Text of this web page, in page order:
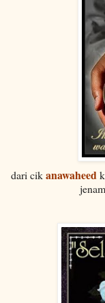
dari cikanawaheed